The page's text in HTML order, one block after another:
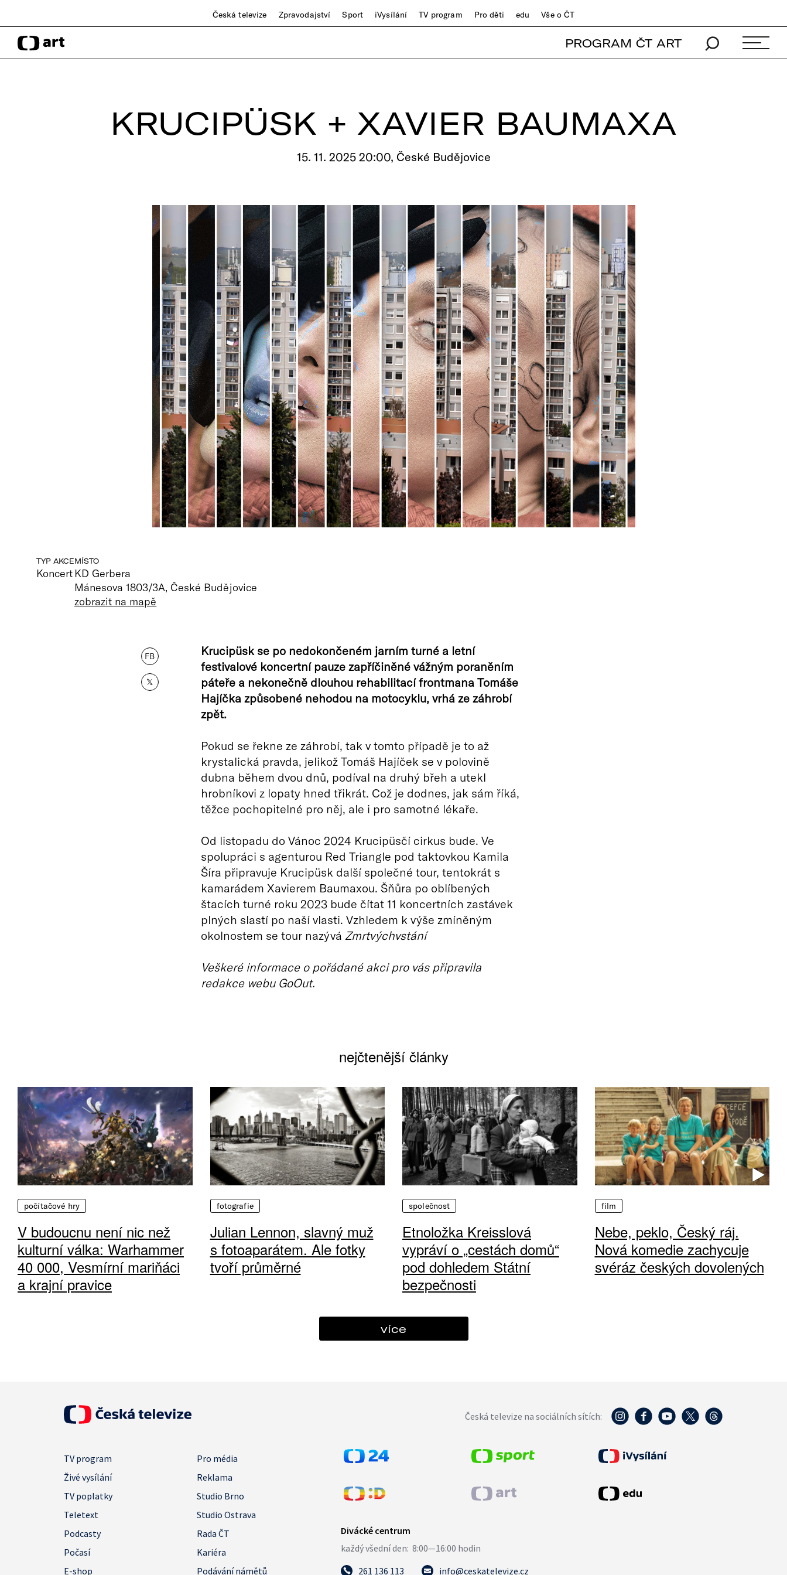
Česká televize Zpravodajství Sport iVysílání TV program Pro děti edu Vše o ČT
PROGRAM ČT ART
KRUCIPÜSK + XAVIER BAUMAXA
15. 11. 2025 20:00, České Budějovice
TYP AKCE
Koncert
MÍSTO
KD Gerbera
Mánesova 1803/3A, České Budějovice
zobrazit na mapě
FB
𝕏
Krucipüsk se po nedokončeném jarním turné a letní
festivalové koncertní pauze zapříčiněné vážným poraněním
páteře a nekonečně dlouhou rehabilitací frontmana Tomáše
Hajíčka způsobené nehodou na motocyklu, vrhá ze záhrobí
zpět.
Pokud se řekne ze záhrobí, tak v tomto případě je to až
krystalická pravda, jelikož Tomáš Hajíček se v polovině
dubna během dvou dnů, podíval na druhý břeh a utekl
hrobníkovi z lopaty hned třikrát. Což je dodnes, jak sám říká,
těžce pochopitelné pro něj, ale i pro samotné lékaře.
Od listopadu do Vánoc 2024 Krucipüsčí cirkus bude. Ve
spolupráci s agenturou Red Triangle pod taktovkou Kamila
Šíra připravuje Krucipüsk další společné tour, tentokrát s
kamarádem Xavierem Baumaxou. Šňůra po oblíbených
štacích turné roku 2023 bude čítat 11 koncertních zastávek
plných slastí po naší vlasti. Vzhledem k výše zmíněným
okolnostem se tour nazývá Zmrtvýchvstání
Veškeré informace o pořádané akci pro vás připravila
redakce webu GoOut.
nejčtenější články
počítačové hry
V budoucnu není nic než
kulturní válka: Warhammer
40 000, Vesmírní mariňáci
a krajní pravice
fotografie
Julian Lennon, slavný muž
s fotoaparátem. Ale fotky
tvoří průměrné
společnost
Etnoložka Kreisslová
vypráví o „cestách domů“
pod dohledem Státní
bezpečnosti
film
Nebe, peklo, Český ráj.
Nová komedie zachycuje
svéráz českých dovolených
více
Česká televize na sociálních sítích:
TV program
Pro média
Živé vysílání
Reklama
TV poplatky
Studio Brno
Teletext
Studio Ostrava
Podcasty
Rada ČT
Počasí
Kariéra
E-shop
Podávání námětů 261 136 113 info@ceskatelevize.cz